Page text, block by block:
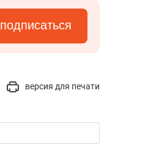
подписаться
версия для печати